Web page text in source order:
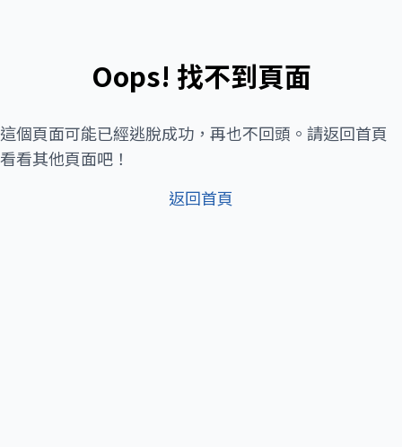
Oops! 找不到頁面
這個頁面可能已經逃脫成功，再也不回頭。請返回首頁
看看其他頁面吧！
返回首頁